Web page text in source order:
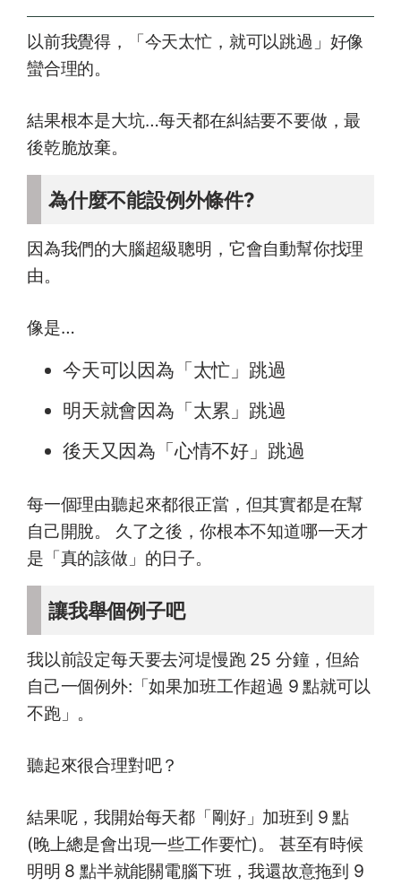
以前我覺得，「今天太忙，就可以跳過」好像
蠻合理的。
結果根本是大坑…每天都在糾結要不要做，最
後乾脆放棄。
為什麼不能設例外條件?
因為我們的大腦超級聰明，它會自動幫你找理
由。
像是…
今天可以因為「太忙」跳過
明天就會因為「太累」跳過
後天又因為「心情不好」跳過
每一個理由聽起來都很正當，但其實都是在幫
自己開脫。 久了之後，你根本不知道哪一天才
是「真的該做」的日子。
讓我舉個例子吧
我以前設定每天要去河堤慢跑 25 分鐘，但給
自己一個例外:「如果加班工作超過 9 點就可以
不跑」。
聽起來很合理對吧？
結果呢，我開始每天都「剛好」加班到 9 點
(晚上總是會出現一些工作要忙)。 甚至有時候
明明 8 點半就能關電腦下班，我還故意拖到 9